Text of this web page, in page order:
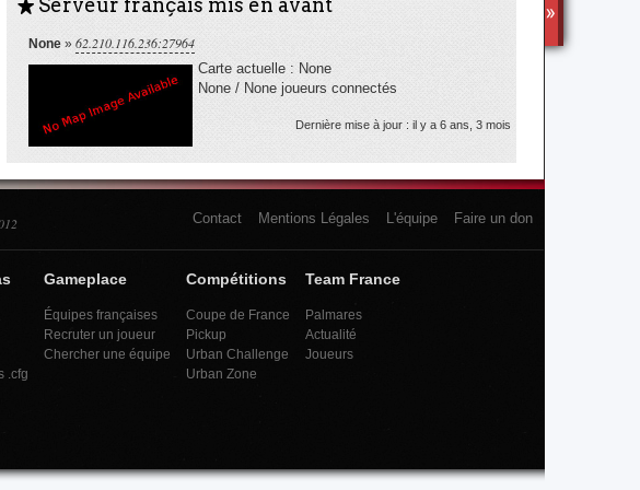
S Serveur français mis en avant
None » 62.210.116.236:27964
Carte actuelle : None
None / None joueurs connectés
Dernière mise à jour : il y a 6 ans, 3 mois
Faire un don
L'équipe
Mentions Légales
Contact
.cfg
Gameplace
Équipes françaises
Recruter un joueur
Chercher une équipe
Compétitions
Coupe de France
Pickup
Urban Challenge
Urban Zone
Team France
Palmares
Actualité
Joueurs